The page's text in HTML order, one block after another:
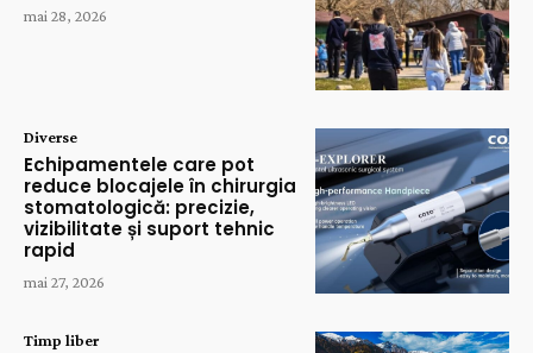
mai 28, 2026
Diverse
Echipamentele care pot
reduce blocajele în chirurgia
stomatologică: precizie,
vizibilitate și suport tehnic
rapid
mai 27, 2026
Timp liber